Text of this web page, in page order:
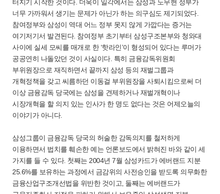
터지기 시작한 것이다. 더욱이 일각에서는 삼성과 노무현 정부가
너무 가까워서 생기는 문제가 아닌가 하는 의구심도 제기되었다.
참여정부와 삼성이 역대 어느 정부 못지 않게 가깝다는 증거는
여기저기서 발견된다. 참여정부 초기부터 삼성구조본부와 청와대
사이에 실세 모씨를 매개로 한 ‘핫라인’이 형성되어 있다는 루머가
공공연히 나돌았던 것이 사실이다. 특히 금융감독위원회
부위원장으로 재직하면서 끝까지 삼성 등의 재벌그룹과
개혁정책을 갖고 씨름하던 이동걸 부위원장을 사퇴시킴으로써 더
이상 금융감독 당국에는 삼성을 견제하거나 재벌개혁이나
시장개혁을 할 의지 있는 인사가 한 명도 없다는 것은 어제오늘의
이야기가 아니다.
삼성그룹이 금융감독 당국의 허술한 감독의지를 철저하게
이용하면서 법치를 훼손한 예는 언론보도에서 밝혀진 바와 같이 세
가지를 들 수 있다. 첫째는 2004년 7월 삼성카드가 에버랜드 지분
25.6%를 보유하는 과정에서 금감위의 사전승인을 받도록 의무화한
금융산업구조개선법을 위반한 것이고, 둘째는 에버랜드가